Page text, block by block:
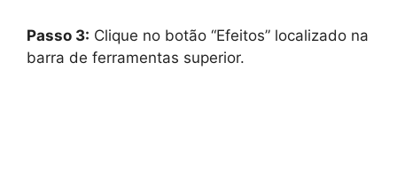
Passo 3: Clique no botão “Efeitos” localizado na
barra de ferramentas superior.